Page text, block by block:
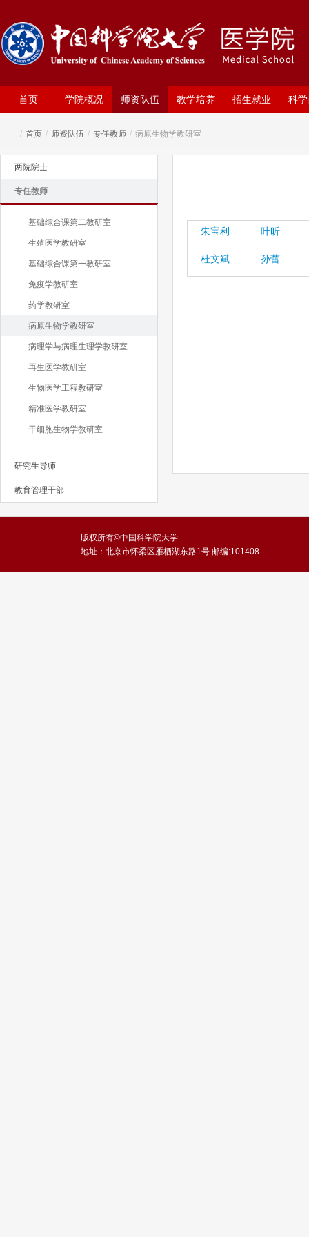
首页 学院概况 师资队伍 教学培养 招生就业 科
/ 首页 / 师资队伍 / 专任教师 / 病原生物学教研室
两院院士
专任教师
基础综合课第二教研室
生殖医学教研室
基础综合课第一教研室
免疫学教研室
药学教研室
病原生物学教研室
病理学与病理生理学教研室
再生医学教研室
生物医学工程教研室
精准医学教研室
干细胞生物学教研室
研究生导师
教育管理干部
朱宝利 叶昕
杜文斌 孙蕾
版权所有©中国科学院大学
地址：北京市怀柔区雁栖湖东路1号 邮编:101408